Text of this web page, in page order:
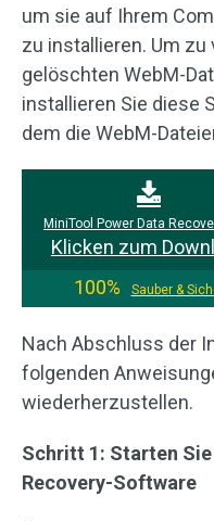
um sie auf Ihrem
zu installieren. Um zu
gelöschten WebM-
installieren Sie diese
dem die WebM-
MiniTool Power Data
Klicken zum
100%
Sauber &
Nach Abschluss der
folgenden
wiederherzustellen.
Schritt 1: Starten
Recovery-Software